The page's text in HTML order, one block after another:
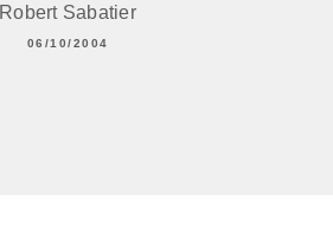
Robert Sabatier
06/10/2004